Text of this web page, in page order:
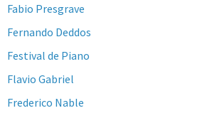
Fabio Presgrave
Fernando Deddos
Festival de Piano
Flavio Gabriel
Frederico Nable